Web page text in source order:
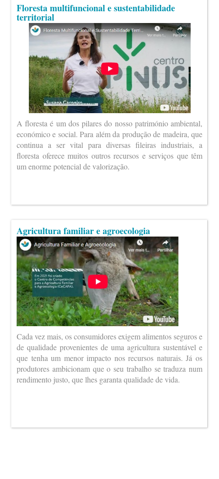
Floresta multifuncional e sustentabilidade
territorial
A floresta é um dos pilares do nosso património ambiental,
económico e social. Para além da produção de madeira, que
continua a ser vital para diversas fileiras industriais, a
floresta oferece muitos outros recursos e serviços que têm
um enorme potencial de valorização.
Agricultura familiar e agroecologia
Cada vez mais, os consumidores exigem alimentos seguros e
de qualidade provenientes de uma agricultura sustentável e
que tenha um menor impacto nos recursos naturais. Já os
produtores ambicionam que o seu trabalho se traduza num
rendimento justo, que lhes garanta qualidade de vida.